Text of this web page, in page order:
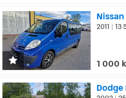
2011 13
1 000
Dodge